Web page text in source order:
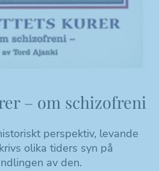
– om schizofreni
perspektiv, levande
olika tiders syn på
av den.